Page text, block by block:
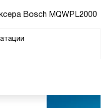
Bosch MQWPL2000